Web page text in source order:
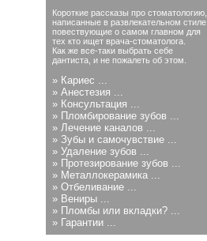
Короткие рассказы про стоматологию,
написанные в развлекательном стиле,
повествующие о самом главном для
тех кто ищет врача-стоматолога.
Как же все-таки выбрать себе
дантиста, и не пожалеть об этом.
» Кариес ...
» Анестезия ...
» Консультация ...
» Пломбирование зубов ...
» Лечение каналов ...
» Зубы и самочувствие ...
» Удаление зубов ...
» Протезирование зубов ...
» Металлокерамика ...
» Отбеливание ...
» Вениры ...
» Пломбы или вкладки? ...
» Гарантии ...